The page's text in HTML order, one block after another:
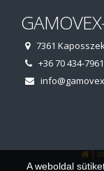
7361
+36 70 434-7961
|
A weboldal